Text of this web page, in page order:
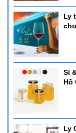
Ly
Sỉ
Hồ
Ly